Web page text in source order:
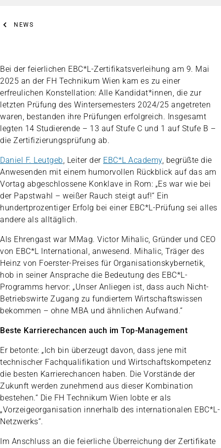
NEWS
Bei der feierlichen EBC*L-Zertifikatsverleihung am 9. Mai
2025 an der FH Technikum Wien kam es zu einer
erfreulichen Konstellation: Alle Kandidat*innen, die zur
letzten Prüfung des Wintersemesters 2024/25 angetreten
waren, bestanden ihre Prüfungen erfolgreich. Insgesamt
legten 14 Studierende – 13 auf Stufe C und 1 auf Stufe B –
die Zertifizierungsprüfung ab.
Daniel F. Leutgeb, Leiter der EBC*L Academy, begrüßte die
Anwesenden mit einem humorvollen Rückblick auf das am
Vortag abgeschlossene Konklave in Rom: „Es war wie bei
der Papstwahl – weißer Rauch steigt auf!“ Ein
hundertprozentiger Erfolg bei einer EBC*L-Prüfung sei alles
andere als alltäglich.
Als Ehrengast war MMag. Victor Mihalic, Gründer und CEO
von EBC*L International, anwesend. Mihalic, Träger des
Heinz von Foerster-Preises für Organisationskybernetik,
hob in seiner Ansprache die Bedeutung des EBC*L-
Programms hervor: „Unser Anliegen ist, dass auch Nicht-
Betriebswirte Zugang zu fundiertem Wirtschaftswissen
bekommen – ohne MBA und ähnlichen Aufwand.“
Beste Karrierechancen auch im Top-Management
Er betonte: „Ich bin überzeugt davon, dass jene mit
technischer Fachqualifikation und Wirtschaftskompetenz
die besten Karrierechancen haben. Die Vorstände der
Zukunft werden zunehmend aus dieser Kombination
bestehen.“ Die FH Technikum Wien lobte er als
„Vorzeigeorganisation innerhalb des internationalen EBC*L-
Netzwerks“.
Im Anschluss an die feierliche Überreichung der Zertifikate